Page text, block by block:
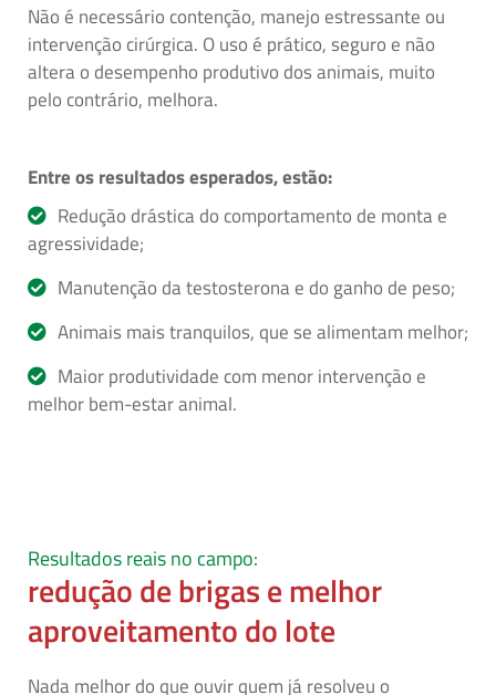
Não é necessário contenção, manejo estressante ou
intervenção cirúrgica. O uso é prático, seguro e não
altera o desempenho produtivo dos animais, muito
pelo contrário, melhora.
Entre os resultados esperados, estão:
Redução drástica do comportamento de monta e
agressividade;
Manutenção da testosterona e do ganho de peso;
Animais mais tranquilos, que se alimentam melhor;
Maior produtividade com menor intervenção e
melhor bem-estar animal.
Resultados reais no campo:
redução de brigas e melhor
aproveitamento do lote
Nada melhor do que ouvir quem já resolveu o